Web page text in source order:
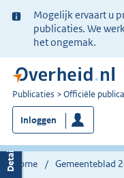
Ter
informatie:
Mogelijk ervaart u
publicaties. We
het ongemak.
U
bent
nu
hier:
Publicaties Officiële
Inloggen
Home Gemeenteblad